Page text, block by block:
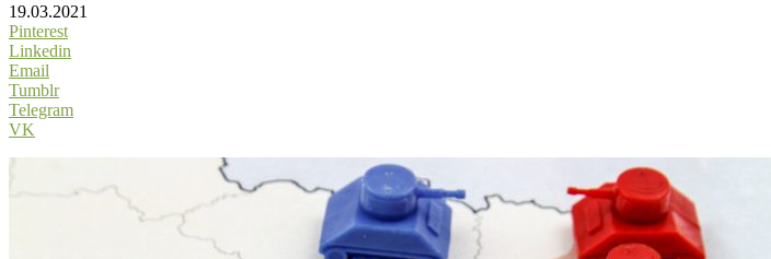
19.03.2021
Pinterest
Linkedin
Email
Tumblr
Telegram
VK